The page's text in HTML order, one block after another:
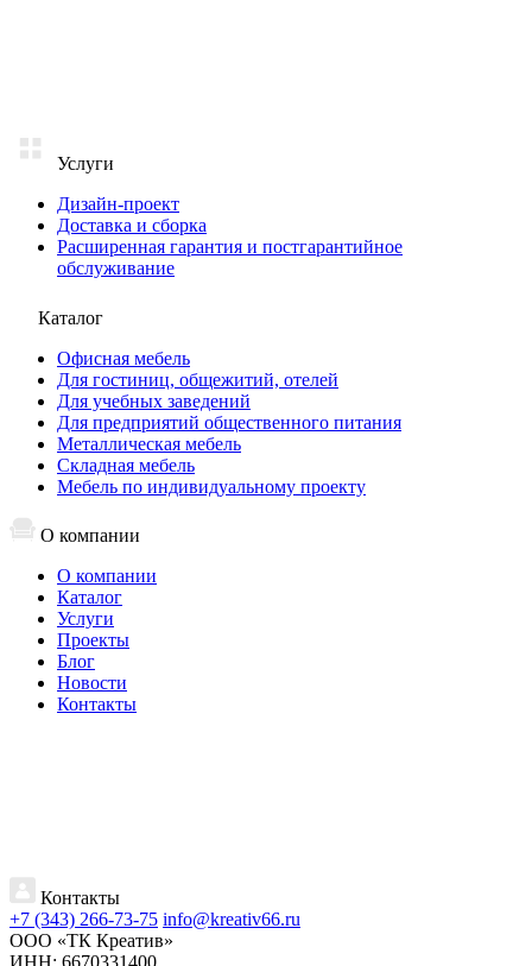
Услуги
Дизайн-проект
Доставка и сборка
Расширенная гарантия и постгарантийное
обслуживание
Каталог
Офисная мебель
Для гостиниц, общежитий, отелей
Для учебных заведений
Для предприятий общественного питания
Металлическая мебель
Складная мебель
Мебель по индивидуальному проекту
О компании
О компании
Каталог
Услуги
Проекты
Блог
Новости
Контакты
Контакты
+7 (343) 266-73-75 info@kreativ66.ru
ООО «ТК Креатив»